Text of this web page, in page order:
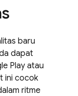
baru
dapat
Play atau
ini cocok
ritme